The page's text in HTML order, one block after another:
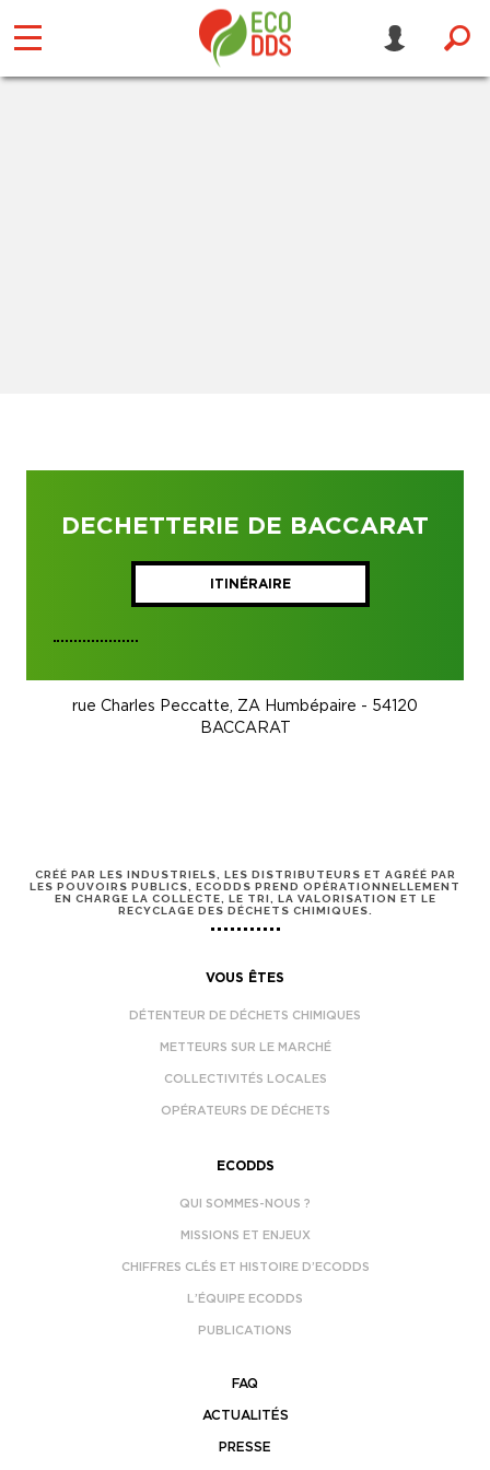
DECHETTERIE DE BACCARAT
ITINÉRAIRE
rue Charles Peccatte, ZA Humbépaire - 54120
BACCARAT
CRÉÉ PAR LES INDUSTRIELS, LES DISTRIBUTEURS ET AGRÉÉ PAR
LES POUVOIRS PUBLICS, ECODDS PREND OPÉRATIONNELLEMENT
EN CHARGE LA COLLECTE, LE TRI, LA VALORISATION ET LE
RECYCLAGE DES DÉCHETS CHIMIQUES.
VOUS ÊTES
DÉTENTEUR DE DÉCHETS CHIMIQUES
METTEURS SUR LE MARCHÉ
COLLECTIVITÉS LOCALES
OPÉRATEURS DE DÉCHETS
ECODDS
QUI SOMMES-NOUS ?
MISSIONS ET ENJEUX
CHIFFRES CLÉS ET HISTOIRE D’ECODDS
L’ÉQUIPE ECODDS
PUBLICATIONS
FAQ
ACTUALITÉS
PRESSE